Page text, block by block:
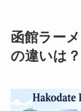
函館ラー
の違いは？